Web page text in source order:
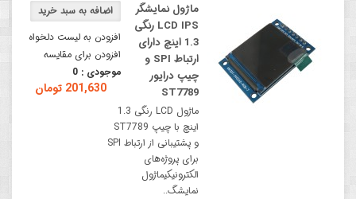
افزودن به لیست دلخواه
افزودن برای مقایسه
موجودی : 0
201,630 تومان
ماژول نمایشگر
LCD IPS رنگی
1.3 اینچ دارای
ارتباط SPI و
چیپ درایور
ST7789
ماژول LCD رنگی 1.3
اینچ با چیپ ST7789
و پشتیبانی از ارتباط SPI
برای پروژه‌های
الکترونیکیماژول
نمایشگ..